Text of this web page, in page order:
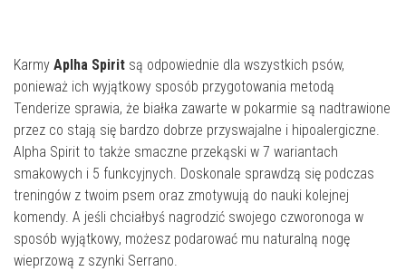
Karmy Aplha Spirit są odpowiednie dla wszystkich psów,
ponieważ ich wyjątkowy sposób przygotowania metodą
Tenderize sprawia, że białka zawarte w pokarmie są nadtrawione
przez co stają się bardzo dobrze przyswajalne i hipoalergiczne.
Alpha Spirit to także smaczne przekąski w 7 wariantach
smakowych i 5 funkcyjnych. Doskonale sprawdzą się podczas
treningów z twoim psem oraz zmotywują do nauki kolejnej
komendy. A jeśli chciałbyś nagrodzić swojego czworonoga w
sposób wyjątkowy, możesz podarować mu naturalną nogę
wieprzową z szynki Serrano.